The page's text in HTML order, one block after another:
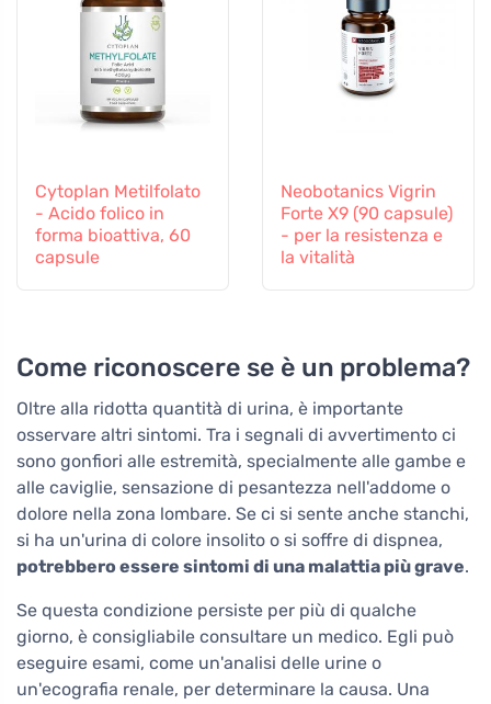
Cytoplan Metilfolato
- Acido folico in
forma bioattiva, 60
capsule
Neobotanics Vigrin
Forte X9 (90 capsule)
- per la resistenza e
la vitalità
Come riconoscere se è un problema?
Oltre alla ridotta quantità di urina, è importante
osservare altri sintomi. Tra i segnali di avvertimento ci
sono gonfiori alle estremità, specialmente alle gambe e
alle caviglie, sensazione di pesantezza nell'addome o
dolore nella zona lombare. Se ci si sente anche stanchi,
si ha un'urina di colore insolito o si soffre di dispnea,
potrebbero essere sintomi di una malattia più grave.
Se questa condizione persiste per più di qualche
giorno, è consigliabile consultare un medico. Egli può
eseguire esami, come un'analisi delle urine o
un'ecografia renale, per determinare la causa. Una